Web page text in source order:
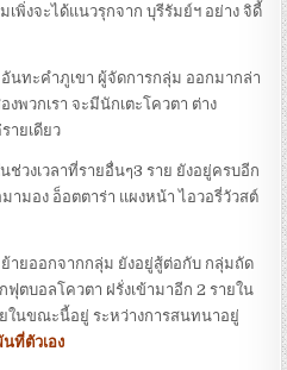
พิ่งจะได้แนวรุกจาก บุรีรัมย์ฯ อย่าง จิดี้
นทะคำภูเขา ผู้จัดการกลุ่ม ออกมากล่า
พวกเรา จะมีนักเตะโควตา ต่าง
ายเดียว
ช่วงเวลาที่รายอื่นๆ3 ราย ยังอยู่ครบอีก
ามอง อ็อตตาร่า แผงหน้า ไอวอรี่วัวสต์
ายออกจากกลุ่ม ยังอยู่สู้ต่อกับ กลุ่มถัด
ฟุตบอลโควตา ฝรั่งเข้ามาอีก 2 รายใน
ในขณะนี้อยู่ ระหว่างการสนทนาอยู่
นที่ตัวเอง